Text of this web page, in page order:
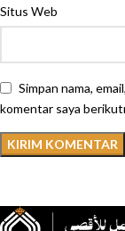
Situs Web
Simpan nama,
komentar saya